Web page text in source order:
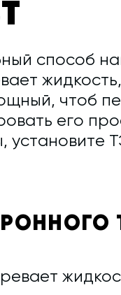
способ
чтоб
его
установите